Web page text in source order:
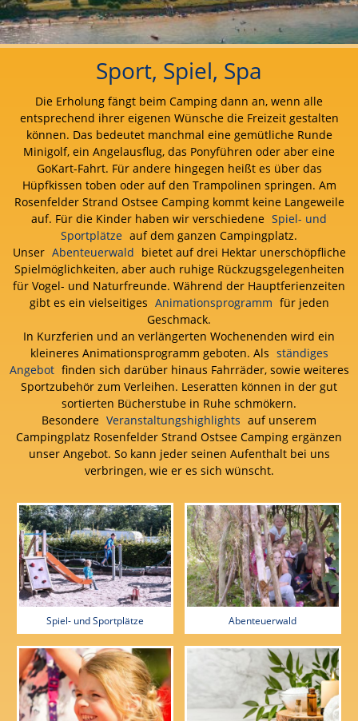
Sport, Spiel, Spa
Die Erholung fängt beim Camping dann an, wenn alle
entsprechend ihrer eigenen Wünsche die Freizeit gestalten
können. Das bedeutet manchmal eine gemütliche Runde
Minigolf, ein Angelausflug, das Ponyführen oder aber eine
GoKart-Fahrt. Für andere hingegen heißt es über das
Hüpfkissen toben oder auf den Trampolinen springen. Am
Rosenfelder Strand Ostsee Camping kommt keine Langeweile
auf. Für die Kinder haben wir verschiedene Spiel- und
Sportplätze auf dem ganzen Campingplatz.
Unser Abenteuerwald bietet auf drei Hektar unerschöpfliche
Spielmöglichkeiten, aber auch ruhige Rückzugsgelegenheiten
für Vogel- und Naturfreunde. Während der Hauptferienzeiten
gibt es ein vielseitiges Animationsprogramm für jeden
Geschmack.
In Kurzferien und an verlängerten Wochenenden wird ein
kleineres Animationsprogramm geboten. Als ständiges
Angebot finden sich darüber hinaus Fahrräder, sowie weiteres
Sportzubehör zum Verleihen. Leseratten können in der gut
sortierten Bücherstube in Ruhe schmökern.
Besondere Veranstaltungshighlights auf unserem
Campingplatz Rosenfelder Strand Ostsee Camping ergänzen
unser Angebot. So kann jeder seinen Aufenthalt bei uns
verbringen, wie er es sich wünscht.
Spiel- und Sportplätze Abenteuerwald